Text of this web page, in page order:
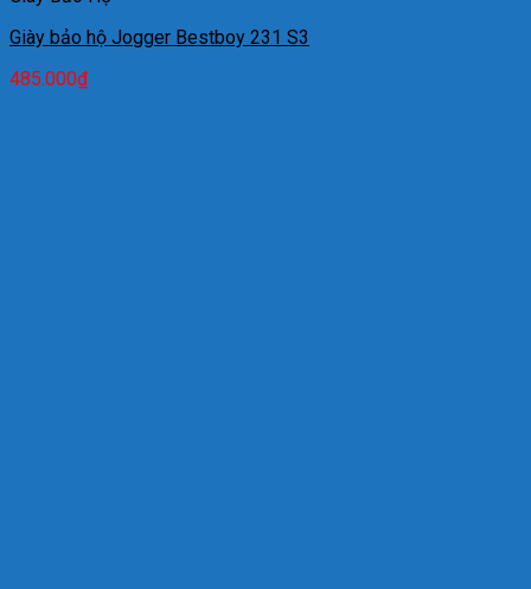
Giày bảo hộ Jogger Bestboy 231 S3
485.000₫